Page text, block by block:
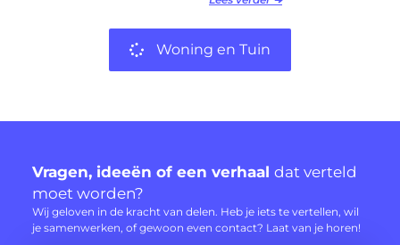
Woning en Tuin
Vragen, ideeën of een verhaal dat verteld
moet worden?
Wij geloven in de kracht van delen. Heb je iets te vertellen, wil
je samenwerken, of gewoon even contact? Laat van je horen!